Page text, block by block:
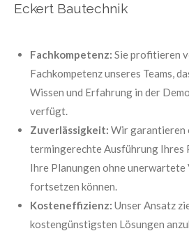
Eckert Bautechnik
Fachkompetenz: Sie profitieren
Fachkompetenz unseres Teams,
Wissen und Erfahrung in der
verfügt.
Zuverlässigkeit: Wir garantieren
termingerechte Ausführung Ihres
Ihre Planungen ohne unerwartete
fortsetzen können.
Kosteneffizienz: Unser Ansatz
kostengünstigsten Lösungen